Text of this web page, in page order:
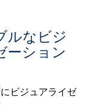
、自然言語で
。オブジェク
データから構
生成までごく
ルなビジ
ーション
ビジュアライゼ